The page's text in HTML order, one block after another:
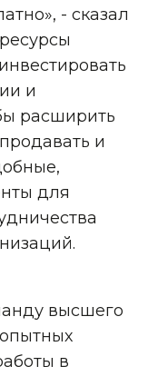
- сказал
и
расширить
и
для
высшего
в